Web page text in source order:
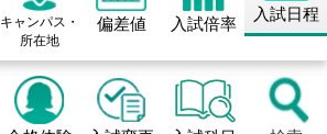
キャンパス・
所在地
偏差値 入試倍率 入試日程